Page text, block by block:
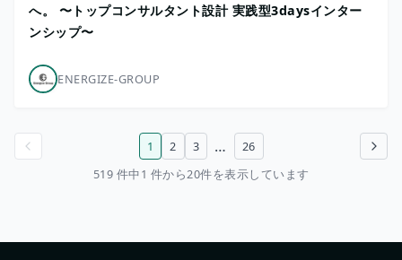
へ。 〜トップコンサルタント設計 実践型3daysインター
ンシップ〜
ENERGIZE-GROUP
次のページ
1 2 3 …
26
519 件中1 件から20件を表示しています